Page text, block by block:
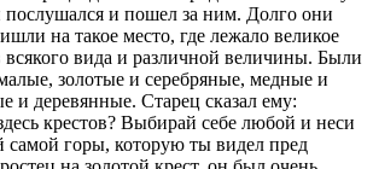
и пошел за ним. Долго они
на такое место, где лежало великое
всякого вида и различной величины. Были
золотые и серебряные, медные и
и деревянные. Старец сказал ему:
крестов? Выбирай себе любой и неси
самой горы, которую ты видел пред